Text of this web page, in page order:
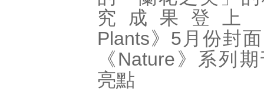
究成果登上
Plants》5月份封
《Nature》系列
亮點